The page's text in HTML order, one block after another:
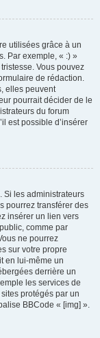
utilisées grâce à un
Par exemple, « :) »
Vous pouvez
de rédaction.
elles peuvent
pourrait décider de le
du forum
est possible d’insérer
Si les administrateurs
pourrez transférer des
insérer un lien vers
comme par
ne pourrez
sur votre propre
en lui-même un
derrière un
les services de
protégés par un
BBCode « [img] ».